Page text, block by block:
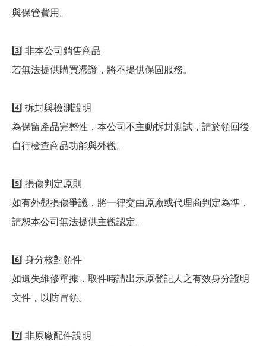
與保管費用。
3️⃣ 非本公司銷售商品
若無法提供購買憑證，將不提供保固服務。
4️⃣ 拆封與檢測說明
為保留產品完整性，本公司不主動拆封測試，請於領回後
自行檢查商品功能與外觀。
5️⃣ 損傷判定原則
如有外觀損傷爭議，將一律交由原廠或代理商判定為準，
請恕本公司無法提供主觀認定。
6️⃣ 身分核對領件
如遺失維修單據，取件時請出示原登記人之有效身分證明
文件，以防冒領。
7️⃣ 非原廠配件說明